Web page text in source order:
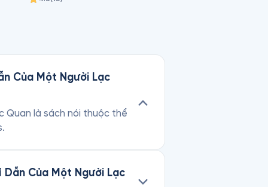
Của Một Người Lạc
Quan là sách nói thuộc thể
Dẫn Của Một Người Lạc